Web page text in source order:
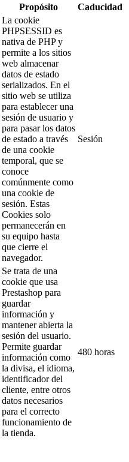
Propósito Caducidad
La cookie
PHPSESSID es
nativa de PHP y
permite a los sitios
web almacenar
datos de estado
serializados. En el
sitio web se utiliza
para establecer una
sesión de usuario y
para pasar los datos
de estado a través
de una cookie
temporal, que se
conoce
comúnmente como
una cookie de
sesión. Estas
Cookies solo
permanecerán en
su equipo hasta
que cierre el
navegador.
Sesión
Se trata de una
cookie que usa
Prestashop para
guardar
información y
mantener abierta la
sesión del usuario.
Permite guardar
información como
la divisa, el idioma,
identificador del
cliente, entre otros
datos necesarios
para el correcto
funcionamiento de
la tienda.
480 horas